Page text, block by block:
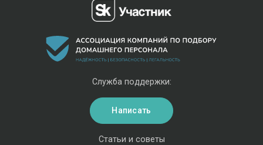
Статьи и советы
Служба поддержки:
Написать